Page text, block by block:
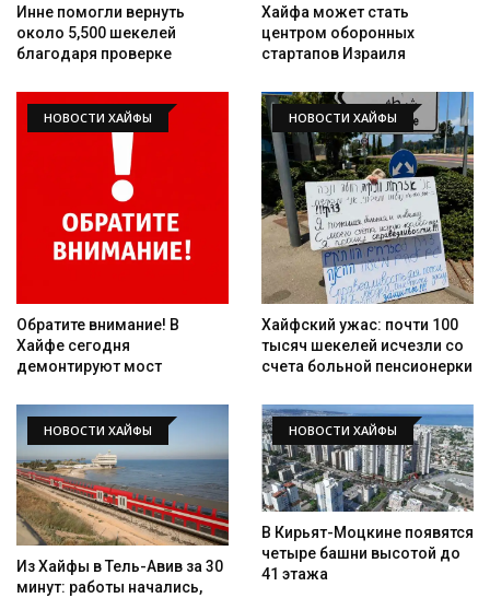
Искать
Инне помогли вернуть
около 5,500 шекелей
благодаря проверке
Хайфа может стать
центром оборонных
стартапов Израиля
НОВОСТИ ХАЙФЫ
Обратите внимание! В
Хайфе сегодня
демонтируют мост
НОВОСТИ ХАЙФЫ
Хайфский ужас: почти 100
тысяч шекелей исчезли со
счета больной пенсионерки
НОВОСТИ ХАЙФЫ
Из Хайфы в Тель-Авив за 30
минут: работы начались,
НОВОСТИ ХАЙФЫ
В Кирьят-Моцкине появятся
четыре башни высотой до
41 этажа